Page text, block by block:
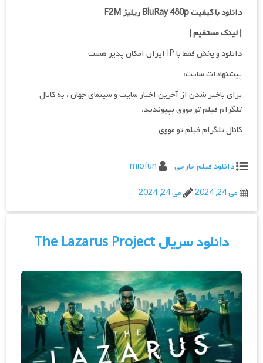
دانلود با کیفیت BluRay 480p ریلیز F2M
| لینک مستقیم|
دانلود و پخش فقط با IP ایران امکان پذیر هست
پیشنهادات سایت:
برای باخبر شدن از آخرین اخبار سایت و سینمای جهان ، به کانال
تلگرام فیلم تو مووی بپیوندید.
کانال تلگرام فیلم تو مووی
دانلود فیلم خارجی
miofun
می 24, 2024
می 24, 2024
دانلود سریال The Lazarus Project